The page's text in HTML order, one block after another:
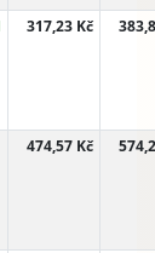
317,23 Kč
474,57 Kč